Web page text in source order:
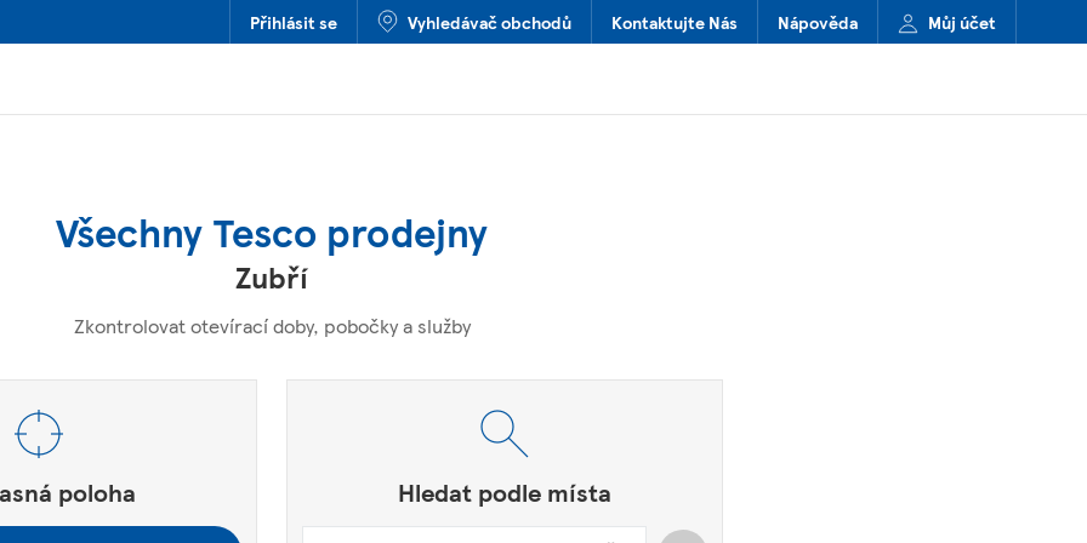
Přihlásit se Vyhledávač obchodů Kontaktujte Nás Nápověda Můj účet
Všechny Tesco prodejny
Zubří
Zkontrolovat otevírací doby, pobočky a služby
poloha Hledat podle místa